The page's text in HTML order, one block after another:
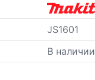
JS1601
В наличии